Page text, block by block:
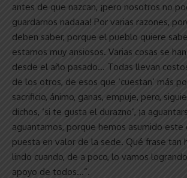
antes de que nazcan, ¡pero nosotros no
guardarnos nadaaa! Por varias razones,
deben saber, porque el pueblo quiere
estamos muy ansiosos. Varias cosas se
desde el año pasado… Todas llevan
de los otros, de esos que ‘cuestan’ más
sacrificio, ánimo, ganas, empuje, pero,
dichos, ‘si te gusta el durazno’, ¡a
aguantamos, porque hemos asumido este
puesta en valor de la sede. Qué frase tan
lindo cuando, de a poco, lo vamos
apoyo de todos…”.